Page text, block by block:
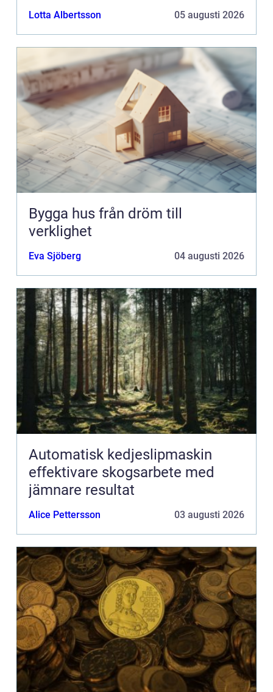
Lotta Albertsson 05 augusti 2026
Bygga hus från dröm till
verklighet
Eva Sjöberg 04 augusti 2026
Automatisk kedjeslipmaskin
effektivare skogsarbete med
jämnare resultat
Alice Pettersson 03 augusti 2026